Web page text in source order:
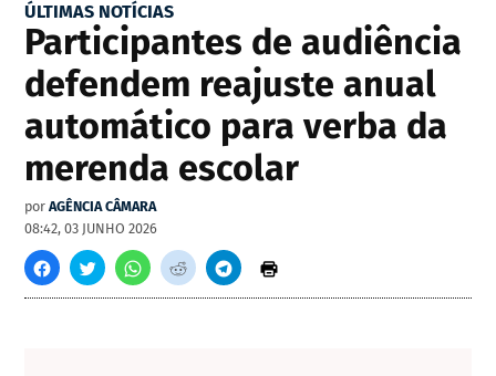
ÚLTIMAS NOTÍCIAS
Participantes de audiência
defendem reajuste anual
automático para verba da
merenda escolar
por AGÊNCIA CÂMARA
08:42, 03 JUNHO 2026